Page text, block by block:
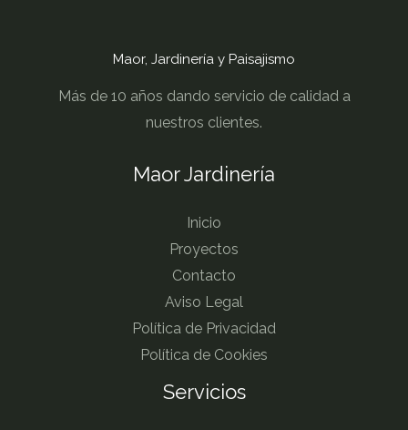
Maor, Jardinería y Paisajismo
Más de 10 años dando servicio de calidad a
nuestros clientes.
Maor Jardinería
Inicio
Proyectos
Contacto
Aviso Legal
Política de Privacidad
Política de Cookies
Servicios